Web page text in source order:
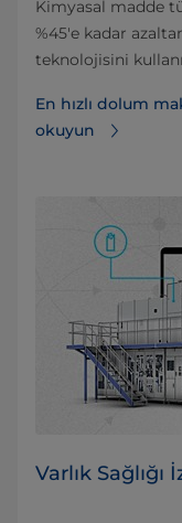
Kimyasal madde
%45'e kadar
teknolojisini
En hızlı dolum
okuyun
Varlık Sağlığı